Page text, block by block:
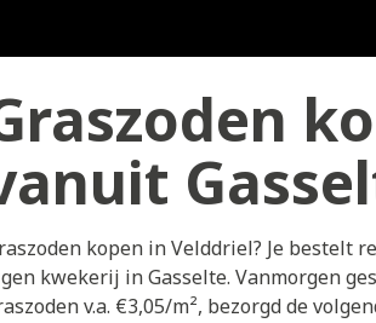
kopen in Velddriel? Je bestelt
kwekerij in Gasselte. Vanmorgen
v.a. €3,05/m², bezorgd de